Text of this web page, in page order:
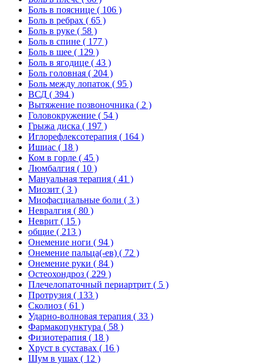
Боль в пояснице ( 106 )
Боль в ребрах ( 65 )
Боль в руке ( 58 )
Боль в спине ( 177 )
Боль в шее ( 129 )
Боль в ягодице ( 43 )
Боль головная ( 204 )
Боль между лопаток ( 95 )
ВСД ( 394 )
Вытяжение позвоночника ( 2 )
Головокружение ( 54 )
Грыжа диска ( 197 )
Иглорефлексотерапия ( 164 )
Ишиас ( 18 )
Ком в горле ( 45 )
Люмбалгия ( 10 )
Мануальная терапия ( 41 )
Миозит ( 3 )
Миофасциальные боли ( 3 )
Невралгия ( 80 )
Неврит ( 15 )
общие ( 213 )
Онемение ноги ( 94 )
Онемение пальца(-ев) ( 72 )
Онемение руки ( 84 )
Остеохондроз ( 229 )
Плечелопаточный периартрит ( 5 )
Протрузия ( 133 )
Сколиоз ( 61 )
Ударно-волновая терапия ( 33 )
Фармакопунктура ( 58 )
Физиотерапия ( 18 )
Хруст в суставах ( 16 )
Шум в ушах ( 12 )